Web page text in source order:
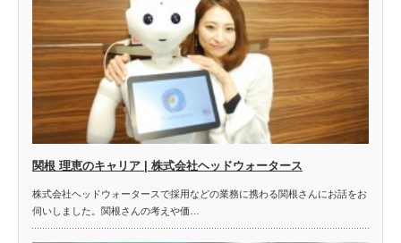
関根 理恵のキャリア | 株式会社ヘッドウォータース
株式会社ヘッドウォータースで採用などの業務に携わる関根さんにお話をお
伺いしました。関根さんの考えや価…